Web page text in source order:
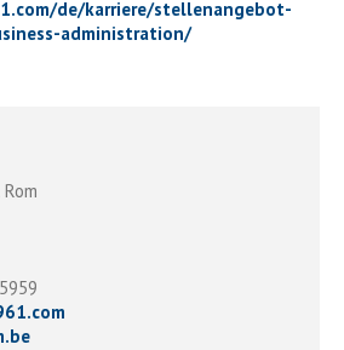
de/karriere/stellenangebot-
administration/